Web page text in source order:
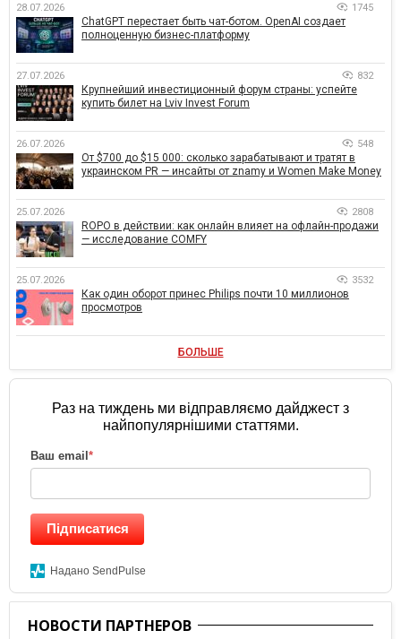
28.07.2026 1745
ChatGPT перестает быть чат-ботом. OpenAI создает
полноценную бизнес-платформу
27.07.2026 832
Крупнейший инвестиционный форум страны: успейте
купить билет на Lviv Invest Forum
26.07.2026 548
От $700 до $15 000: сколько зарабатывают и тратят в
украинском PR — инсайты от znamy и Women Make Money
25.07.2026 2808
ROPO в действии: как онлайн влияет на офлайн-продажи
— исследование COMFY
25.07.2026 3532
Как один оборот принес Philips почти 10 миллионов
просмотров
БОЛЬШЕ
Раз на тиждень ми відправляємо дайджест з
найпопулярнішими статтями.
Ваш email *
Підписатися
Надано SendPulse
НОВОСТИ ПАРТНЕРОВ